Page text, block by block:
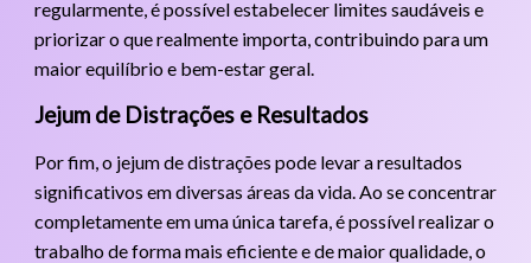
regularmente, é possível estabelecer limites saudáveis e
priorizar o que realmente importa, contribuindo para um
maior equilíbrio e bem-estar geral.
Jejum de Distrações e Resultados
Por fim, o jejum de distrações pode levar a resultados
significativos em diversas áreas da vida. Ao se concentrar
completamente em uma única tarefa, é possível realizar o
trabalho de forma mais eficiente e de maior qualidade, o